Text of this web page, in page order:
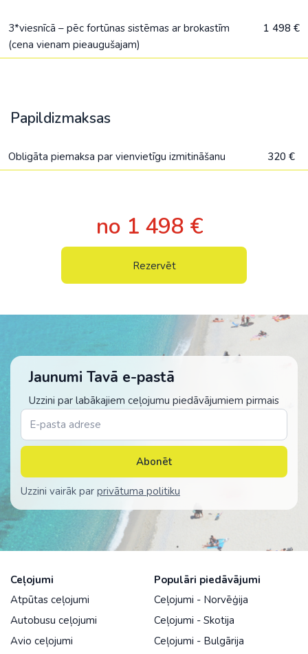
3*viesnīcā – pēc fortūnas sistēmas ar brokastīm
(cena vienam pieaugušajam)
1 498 €
Papildizmaksas
Obligāta piemaksa par vienvietīgu izmitināšanu 320 €
no 1 498 €
Rezervēt
Jaunumi Tavā e-pastā
Uzzini par labākajiem ceļojumu piedāvājumiem pirmais
Abonēt
Uzzini vairāk par privātuma politiku
Ceļojumi
Atpūtas ceļojumi
Autobusu ceļojumi
Avio ceļojumi
Populāri piedāvājumi
Ceļojumi - Norvēģija
Ceļojumi - Skotija
Ceļojumi - Bulgārija